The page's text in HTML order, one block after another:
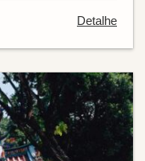
Detalhe